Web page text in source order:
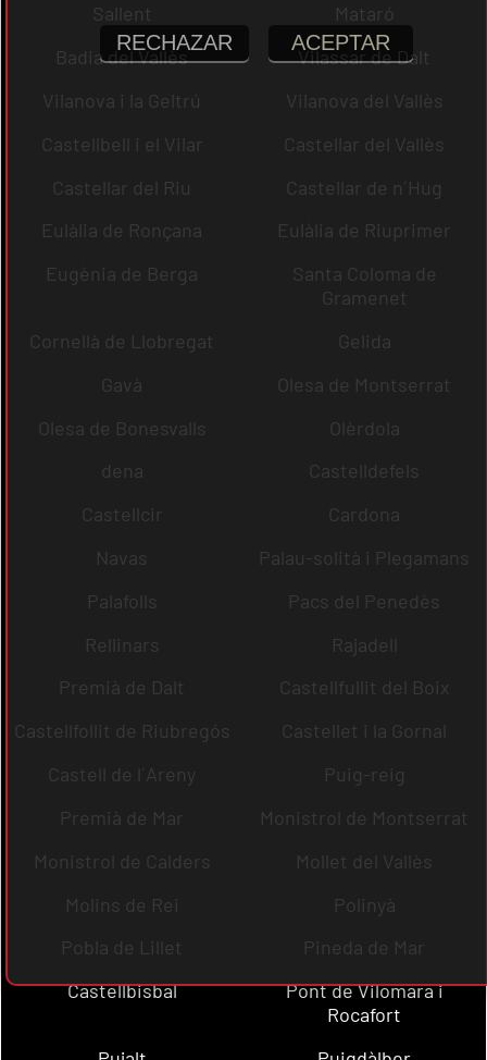
Sallent
Mataró
Badia del Vallès
Vilassar de Dalt
Vilanova i la Geltrú
Vilanova del Vallès
Castellbell i el Vilar
Castellar del Vallès
Castellar del Riu
Castellar de n´Hug
Eulàlia de Ronçana
Eulàlia de Riuprimer
Eugènia de Berga
Santa Coloma de
Gramenet
Cornellà de Llobregat
Gelida
Gavà
Olesa de Montserrat
Olesa de Bonesvalls
Olèrdola
dena
Castelldefels
Castellcir
Cardona
Navas
Palau-solità i Plegamans
Palafolls
Pacs del Penedès
Rellinars
Rajadell
Premià de Dalt
Castellfullit del Boix
Castellfollit de Riubregós
Castellet i la Gornal
Castell de l´Areny
Puig-reig
Premià de Mar
Monistrol de Montserrat
Monistrol de Calders
Mollet del Vallès
Molins de Rei
Polinyà
Pobla de Lillet
Pineda de Mar
Castellbisbal
Pont de Vilomara i
Rocafort
RECHAZAR ACEPTAR